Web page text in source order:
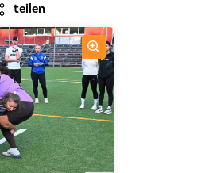
teilen